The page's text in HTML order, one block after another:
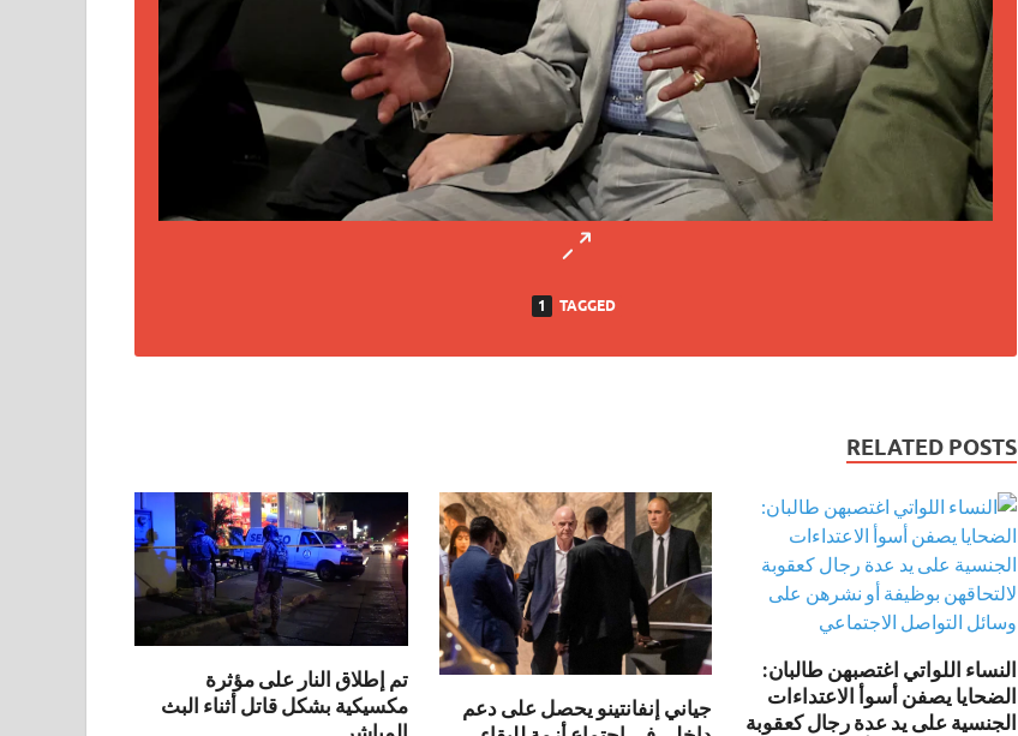
TAGGED
1
RELATED POSTS
النساء اللواتي اغتصبهن طالبان:
الضحايا يصفن أسوأ الاعتداءات
الجنسية على يد عدة رجال كعقوبة
جياني إنفانتينو يحصل على دعم
تم إطلاق النار على مؤثرة
مكسيكية بشكل قاتل أثناء البث